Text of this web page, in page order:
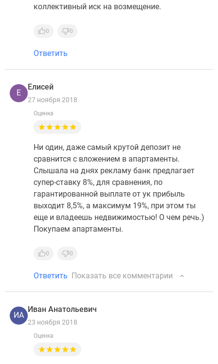
коллективный иск на возмещение.
0 0
Ответить
Е
Елисей
27 ноября 2018
Оценка
Ни один, даже самый крутой депозит не
сравнится с вложением в апартаменты.
Слышала на днях рекламу банк предлагает
супер-ставку 8%, для сравнения, по
гарантированной выплате от ук прибыль
выходит 8,5%, а максимум 19%, при этом ты
еще и владеешь недвижимостью! О чем речь.)
Покупаем апартаменты.
0 0
Ответить Показать все комментарии
ИА
Иван Анатольевич
23 ноября 2018
Оценка